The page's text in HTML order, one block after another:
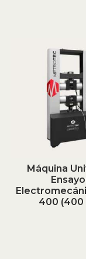
Máquina
400 (400